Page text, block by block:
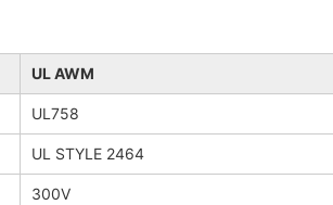
UL AWM
UL758
UL STYLE 2464
300V